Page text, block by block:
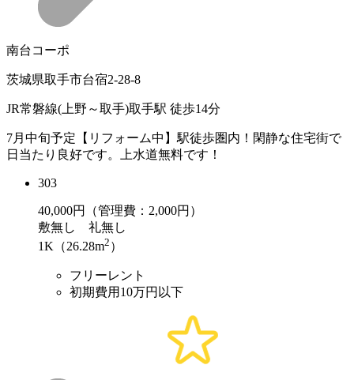
南台コーポ
茨城県取手市台宿2-28-8
JR常磐線(上野～取手)取手駅 徒歩14分
7月中旬予定【リフォーム中】駅徒歩圏内！閑静な住宅街で
日当たり良好です。上水道無料です！
303
40,000円（管理費：2,000円）
敷無し 礼無し
1K（26.28m2 ）
フリーレント
初期費用10万円以下